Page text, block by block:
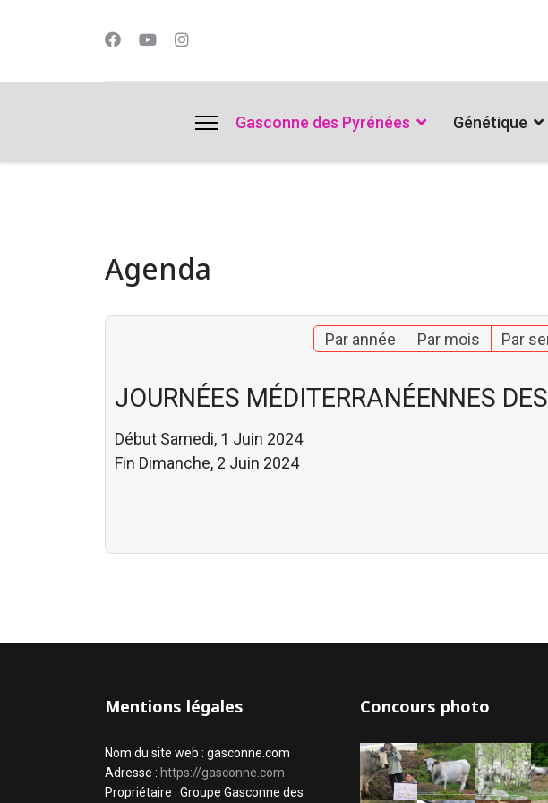
Gasconne des Pyrénées Génétique
Agenda
Par année Par mois Par
JOURNÉES MÉDITERRANÉENNES
Début Samedi, 1 Juin 2024
Fin Dimanche, 2 Juin 2024
Mentions légales
Nom du site web : gasconne.com
Adresse : https://gasconne.com
Propriétaire : Groupe Gasconne des
Concours photo